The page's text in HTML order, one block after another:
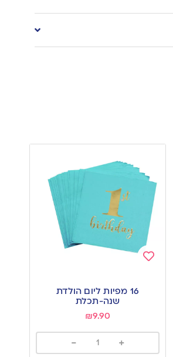
16 מפיות ליום הולדת
שנה-תכלת
₪9.90
+
-